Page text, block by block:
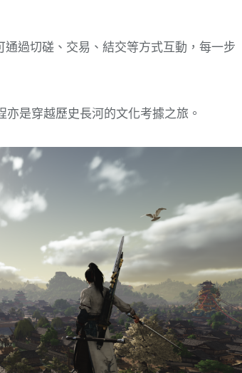
過切磋、交易、結交等方式互動，每一步
是穿越歷史長河的文化考據之旅。